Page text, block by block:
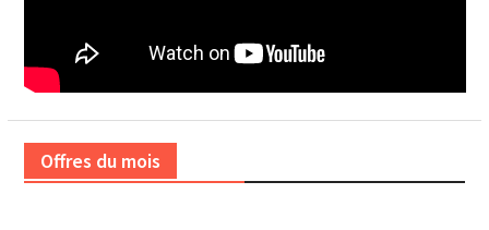
Offres du mois